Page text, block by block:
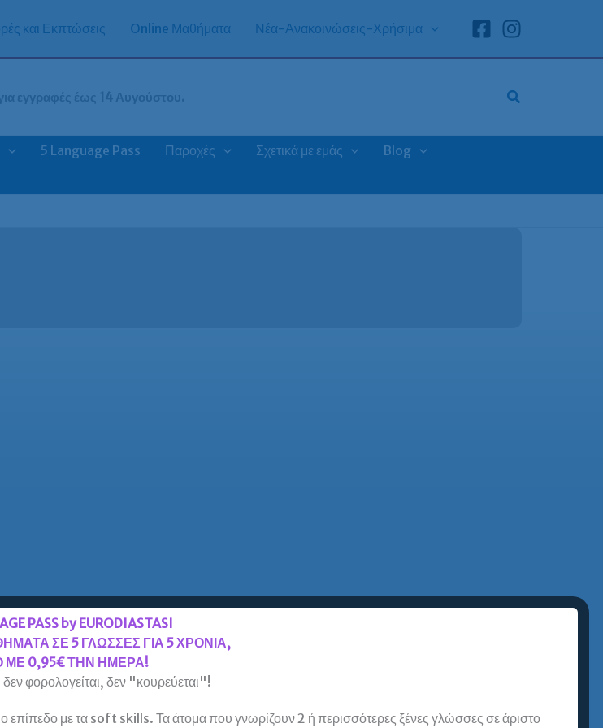
και Εκπτώσεις Online Μαθήματα Νέα-Ανακοινώσεις-Χρήσιμα
εγγραφές έως 14 Αυγούστου.
5 Language Pass Παροχές Σχετικά με εμάς
Blog
PASS by EURODIASTASI
ΣΕ 5 ΓΛΩΣΣΕΣ ΓΙΑ 5 ΧΡΟΝΙΑ,
ΜΕ 0,95€ ΤΗΝ ΗΜΕΡΑ!
φορολογείται, δεν "κουρεύεται"!
με τα soft skills. Τα άτομα που γνωρίζουν 2 ή περισσότερες ξένες γλώσσες σε άριστο